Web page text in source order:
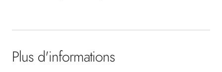
Plus d'informations